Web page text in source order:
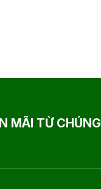
MÃI TỪ